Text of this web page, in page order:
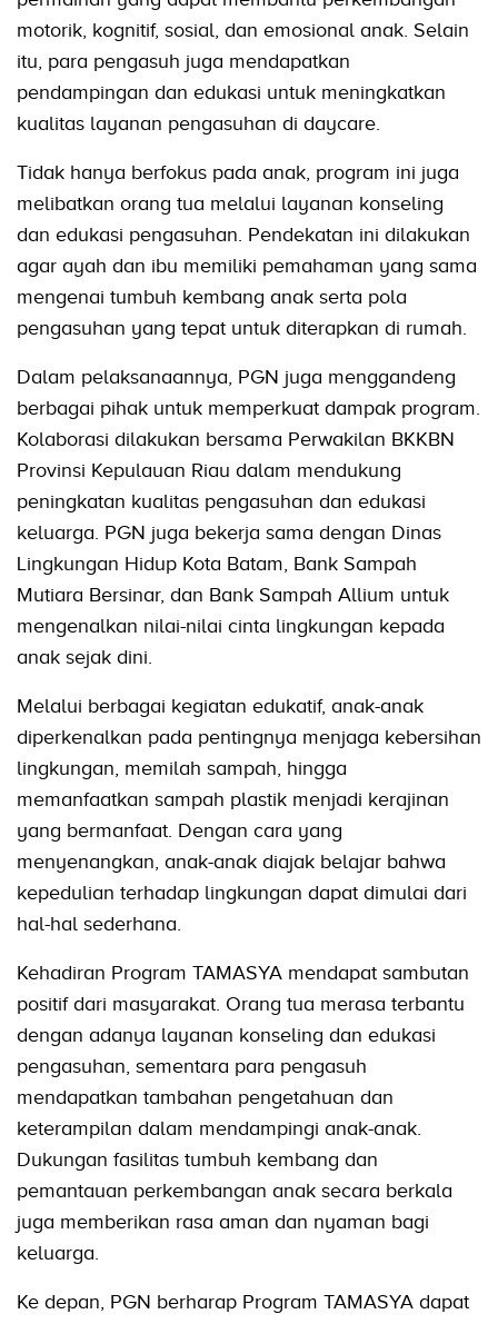
motorik, kognitif, sosial, dan emosional anak. Selain
itu, para pengasuh juga mendapatkan
pendampingan dan edukasi untuk meningkatkan
kualitas layanan pengasuhan di daycare.
Tidak hanya berfokus pada anak, program ini juga
melibatkan orang tua melalui layanan konseling
dan edukasi pengasuhan. Pendekatan ini dilakukan
agar ayah dan ibu memiliki pemahaman yang sama
mengenai tumbuh kembang anak serta pola
pengasuhan yang tepat untuk diterapkan di rumah.
Dalam pelaksanaannya, PGN juga menggandeng
berbagai pihak untuk memperkuat dampak program.
Kolaborasi dilakukan bersama Perwakilan BKKBN
Provinsi Kepulauan Riau dalam mendukung
peningkatan kualitas pengasuhan dan edukasi
keluarga. PGN juga bekerja sama dengan Dinas
Lingkungan Hidup Kota Batam, Bank Sampah
Mutiara Bersinar, dan Bank Sampah Allium untuk
mengenalkan nilai-nilai cinta lingkungan kepada
anak sejak dini.
Melalui berbagai kegiatan edukatif, anak-anak
diperkenalkan pada pentingnya menjaga kebersihan
lingkungan, memilah sampah, hingga
memanfaatkan sampah plastik menjadi kerajinan
yang bermanfaat. Dengan cara yang
menyenangkan, anak-anak diajak belajar bahwa
kepedulian terhadap lingkungan dapat dimulai dari
hal-hal sederhana.
Kehadiran Program TAMASYA mendapat sambutan
positif dari masyarakat. Orang tua merasa terbantu
dengan adanya layanan konseling dan edukasi
pengasuhan, sementara para pengasuh
mendapatkan tambahan pengetahuan dan
keterampilan dalam mendampingi anak-anak.
Dukungan fasilitas tumbuh kembang dan
pemantauan perkembangan anak secara berkala
juga memberikan rasa aman dan nyaman bagi
keluarga.
Ke depan, PGN berharap Program TAMASYA dapat